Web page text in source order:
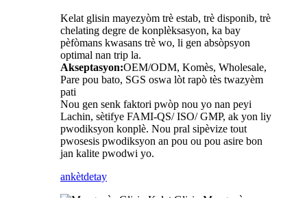
Kelat glisin mayezyòm trè estab, trè disponib, trè
chelating degre de konplèksasyon, ka bay
pèfòmans kwasans trè wo, li gen absòpsyon
optimal nan trip la.
Akseptasyon:OEM/ODM, Komès, Wholesale,
Pare pou bato, SGS oswa lòt rapò tès twazyèm
pati
Nou gen senk faktori pwòp nou yo nan peyi
Lachin, sètifye FAMI-QS/ ISO/ GMP, ak yon liy
pwodiksyon konplè. Nou pral sipèvize tout
pwosesis pwodiksyon an pou ou pou asire bon
jan kalite pwodwi yo.
ankètdetay